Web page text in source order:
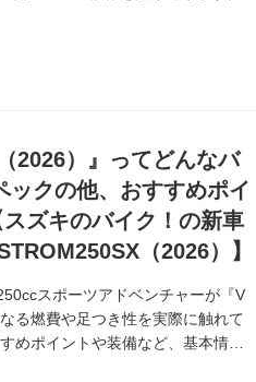
2026）』ってどんなバ
ックの他、おすすめポイ
ズキのバイク！の新車
（2026）】
スポーツアドベンチャーが『V
る燃費や足つき性を実際に触れて
めポイントや装備など、基本情報